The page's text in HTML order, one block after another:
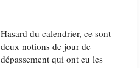
Hasard du calendrier, ce sont
deux notions de jour de
dépassement qui ont eu les